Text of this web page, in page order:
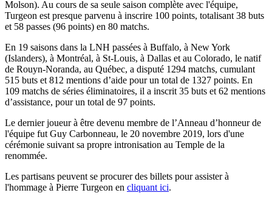
Molson). Au cours de sa seule saison complète avec l'équipe,
Turgeon est presque parvenu à inscrire 100 points, totalisant 38 buts
et 58 passes (96 points) en 80 matchs.
En 19 saisons dans la LNH passées à Buffalo, à New York
(Islanders), à Montréal, à St-Louis, à Dallas et au Colorado, le natif
de Rouyn-Noranda, au Québec, a disputé 1294 matchs, cumulant
515 buts et 812 mentions d’aide pour un total de 1327 points. En
109 matchs de séries éliminatoires, il a inscrit 35 buts et 62 mentions
d’assistance, pour un total de 97 points.
Le dernier joueur à être devenu membre de l’Anneau d’honneur de
l'équipe fut Guy Carbonneau, le 20 novembre 2019, lors d'une
cérémonie suivant sa propre intronisation au Temple de la
renommée.
Les partisans peuvent se procurer des billets pour assister à
l'hommage à Pierre Turgeon en cliquant ici.